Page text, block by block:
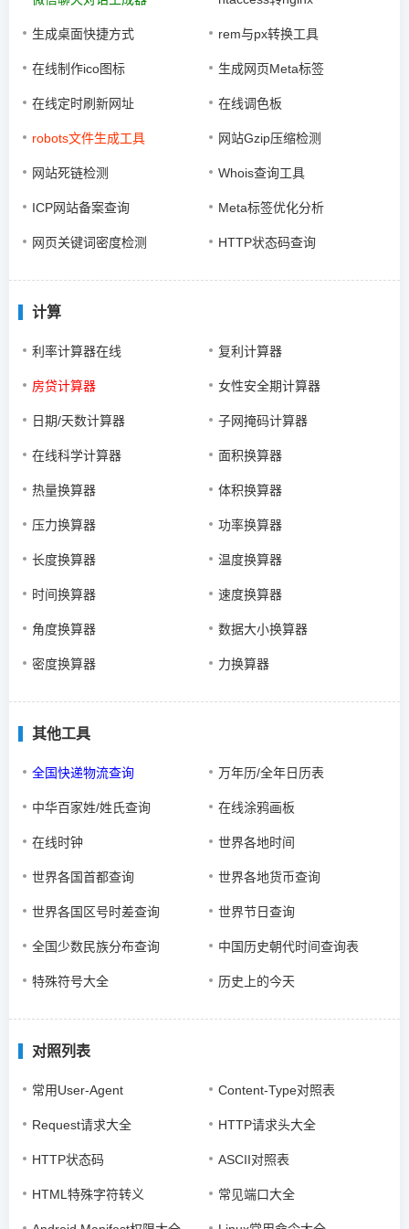
生成桌面快捷方式 rem与px转换工具
在线制作ico图标 生成网页Meta标签
在线定时刷新网址 在线调色板
robots文件生成工具 网站Gzip压缩检测
网站死链检测 Whois查询工具
ICP网站备案查询 Meta标签优化分析
网页关键词密度检测 HTTP状态码查询
计算
利率计算器在线 复利计算器
房贷计算器 女性安全期计算器
日期/天数计算器 子网掩码计算器
在线科学计算器 面积换算器
热量换算器 体积换算器
压力换算器 功率换算器
长度换算器 温度换算器
时间换算器 速度换算器
角度换算器 数据大小换算器
密度换算器 力换算器
其他工具
全国快递物流查询 万年历/全年日历表
中华百家姓/姓氏查询 在线涂鸦画板
在线时钟 世界各地时间
世界各国首都查询 世界各地货币查询
世界各国区号时差查询 世界节日查询
全国少数民族分布查询 中国历史朝代时间查询表
特殊符号大全 历史上的今天
对照列表
常用User-Agent Content-Type对照表
Request请求大全 HTTP请求头大全
HTTP状态码 ASCII对照表
HTML特殊字符转义 常见端口大全